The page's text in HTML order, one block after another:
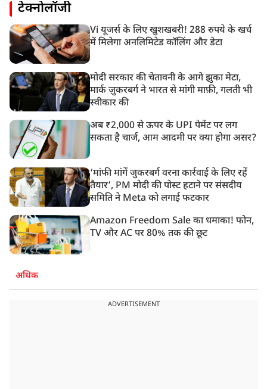
टेक्नोलॉजी
Vi यूजर्स के लिए खुशखबरी! 288 रुपये के खर्च
में मिलेगा अनलिमिटेड कॉलिंग और डेटा
मोदी सरकार की चेतावनी के आगे झुका मेटा,
मार्क ज़ुकरबर्ग ने भारत से मांगी माफ़ी, गलती भी
स्वीकार की
अब ₹2,000 से ऊपर के UPI पेमेंट पर लग
सकता है चार्ज, आम आदमी पर क्या होगा असर?
‘मांफी मांगें जुकरबर्ग वरना कार्रवाई के लिए रहें
तैयार’, PM मोदी की पोस्ट हटाने पर संसदीय
समिति ने Meta को लगाई फटकार
Amazon Freedom Sale का धमाका! फोन,
TV और AC पर 80% तक की छूट
अधिक
ADVERTISEMENT